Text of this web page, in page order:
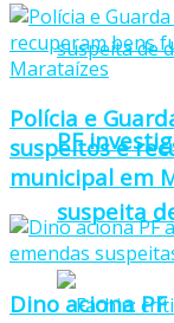
PF
suspeita
Polícia e
suspeitos e
municipal em
Dino aciona